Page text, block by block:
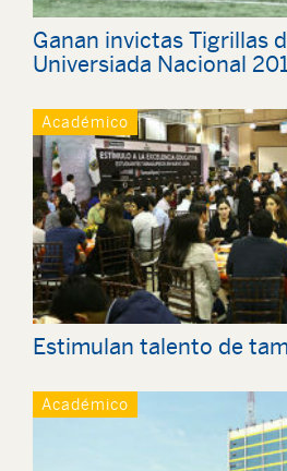
Ganan invictas Tigrillas
Universiada Nacional
Académico
Estimulan talento de
Académico